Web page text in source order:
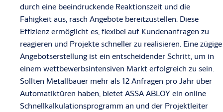
durch eine beeindruckende Reaktionszeit und die
Fähigkeit aus, rasch Angebote bereitzustellen. Diese
Effizienz ermöglicht es, flexibel auf Kundenanfragen zu
reagieren und Projekte schneller zu realisieren. Eine zügige
Angebotserstellung ist ein entscheidender Schritt, um in
einem wettbewerbsintensiven Markt erfolgreich zu sein.
Sollten Metallbauer mehr als 12 Anfragen pro Jahr über
Automatiktüren haben, bietet ASSA ABLOY ein online
Schnellkalkulationsprogramm an und der Projektleiter